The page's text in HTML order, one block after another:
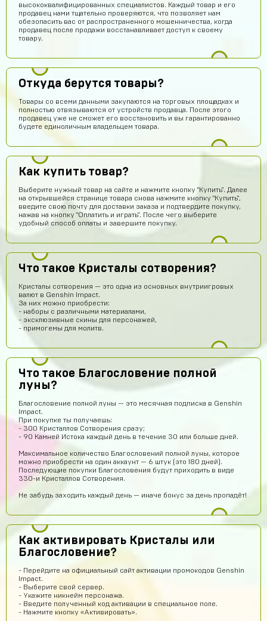
высококвалифицированных специалистов. Каждый товар и его
продавец нами тщательно проверяются, что позволяет нам
обезопасить вас от распространенного мошенничества, когда
продавец после продажи восстанавливает доступ к своему
товару.
Откуда берутся товары?
Товары со всеми данными закупаются на торговых площадках и
полностью отвязываются от устройств продавца. После этого
продавец уже не сможет его восстановить и вы гарантированно
будете единоличным владельцем товара.
Как купить товар?
Выберите нужный товар на сайте и нажмите кнопку "Купить". Далее
на открывшейся странице товара снова нажмите кнопку "Купить",
введите свою почту для доставки заказа и подтвердите покупку,
нажав на кнопку "Оплатить и играть". После чего выберите
удобный способ оплаты и завершите покупку.
Что такое Кристалы сотворения?
Кристалы сотворения — это одна из основных внутриигровых
валют в Genshin Impact.
За них можно приобрести:
- наборы с различными материалами,
- эксклюзивные скины для персонажей,
- примогемы для молитв.
Что такое Благословение полной
луны?
Благословение полной луны — это месячная подписка в Genshin
Impact.
При покупке ты получаешь:
- 300 Кристаллов Сотворения сразу;
- 90 Камней Истока каждый день в течение 30 или больше дней.
Максимальное количество Благословений полной луны, которое
можно приобрести на один аккаунт — 6 штук (это 180 дней).
Последующие покупки Благословения будут приходить в виде
330-и Кристаллов Сотворения.
Не забудь заходить каждый день — иначе бонус за день пропадёт!
Как активировать Кристалы или
Благословение?
- Перейдите на официальный сайт активации промокодов Genshin
Impact.
- Выберите свой сервер.
- Укажите никнейм персонажа.
- Введите полученный код активации в специальное поле.
- Нажмите кнопку «Активировать».
akimgotovsev2019 14 часов назад
здарова
Джон 14 часов назад
Тебе какая разница осёл 13 часов назад
ребят сайт не обман
Сейчас проверю
Кирилл Милов
Норм???